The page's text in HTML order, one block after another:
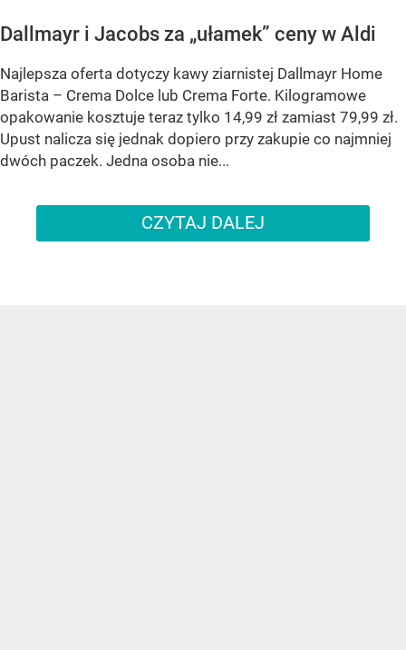
Dallmayr i Jacobs za „ułamek” ceny w Aldi
Najlepsza oferta dotyczy kawy ziarnistej Dallmayr Home
Barista – Crema Dolce lub Crema Forte. Kilogramowe
opakowanie kosztuje teraz tylko 14,99 zł zamiast 79,99 zł.
Upust nalicza się jednak dopiero przy zakupie co najmniej
dwóch paczek. Jedna osoba nie...
CZYTAJ DALEJ